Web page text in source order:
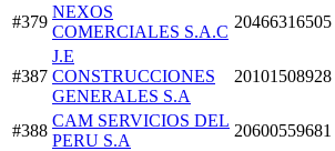
#379
NEXOS
COMERCIALES S.A.C
20466316505
#387
J.E
CONSTRUCCIONES
GENERALES S.A
20101508928
#388
CAM SERVICIOS DEL
PERU S.A
20600559681